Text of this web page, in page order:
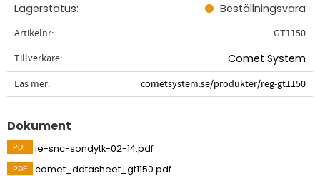
Lagerstatus Beställningsvara
Artikelnr
GT1150
Tillverkare
Comet System
Läs mer cometsystem.se/produkter/reg-gt1150
Dokument
ie-snc-sondytk-02-14.pdf
comet_datasheet_gt1150.pdf